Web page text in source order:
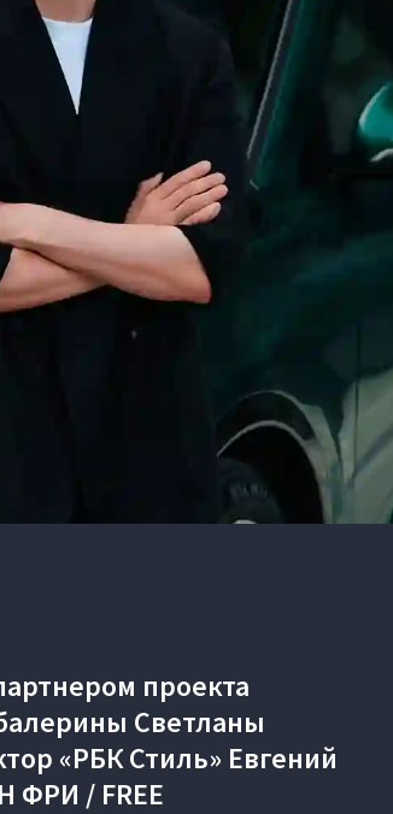
проекта
Светланы
«РБК Стиль» Евгений
ФРИ / FREE